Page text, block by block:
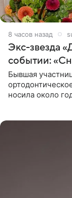
8 часов назад
Экс-звезда
событии:
Бывшая
носила около